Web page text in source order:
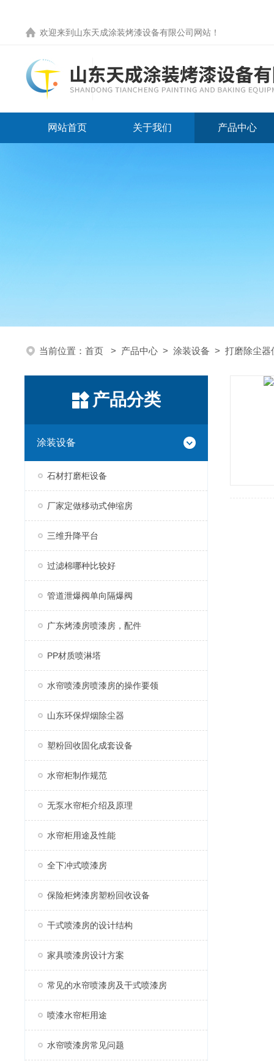
欢迎来到 山东天成涂装烤漆设备有限公司网站 ！
网站首页 关于我们 产品中心
当前位置： 首页 > 产品中心 > 涂装设备 > 打磨除尘器
产品分类
涂装设备
石材打磨柜设备
厂家定做移动式伸缩房
三维升降平台
过滤棉哪种比较好
管道泄爆阀单向隔爆阀
广东烤漆房喷漆房，配件
PP材质喷淋塔
水帘喷漆房喷漆房的操作要领
山东环保焊烟除尘器
塑粉回收固化成套设备
水帘柜制作规范
无泵水帘柜介绍及原理
水帘柜用途及性能
全下冲式喷漆房
保险柜烤漆房塑粉回收设备
干式喷漆房的设计结构
家具喷漆房设计方案
常见的水帘喷漆房及干式喷漆房
喷漆水帘柜用途
水帘喷漆房常见问题